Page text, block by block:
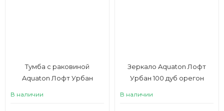
Тумба с раковиной
Aquaton Лофт Урбан
В наличии
Зеркало Aquaton Лофт
Урбан 100 дуб орегон
В наличии